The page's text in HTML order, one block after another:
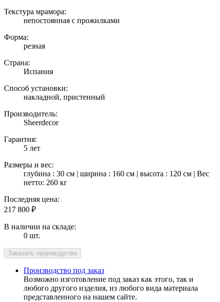
Текстура мрамора:
непостоянная с прожилками
Форма:
резная
Страна:
Испания
Способ установки:
накладной, пристенный
Производитель:
Sheerdecor
Гарантия:
5 лет
Размеры и вес:
глубина : 30 см | ширина : 160 см | высота : 120 см | Вес
нетто: 260 кг
Последняя цена:
217 800 ₽
В наличии на складе:
0 шт.
Производство под заказ
Возможно изготовление под заказ как этого, так и
любого другого изделия, из любого вида материала
представленного на нашем сайте.